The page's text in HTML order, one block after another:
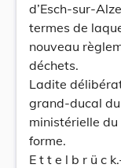
d’Esch-sur-
termes de
nouveau
déchets.
Ladite
grand-ducal
ministérielle
forme.
E t t e l b r ü c